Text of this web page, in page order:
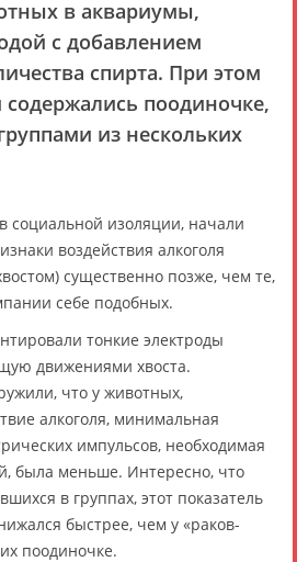
в аквариумы,
с добавлением
спирта. При этом
поодиночке,
из нескольких
социальной изоляции, начали
воздействия алкоголя
существенно позже, чем те,
себе подобных.
тонкие электроды
движениями хвоста.
что у животных,
алкоголя, минимальная
импульсов, необходимая
была меньше. Интересно, что
в группах, этот показатель
быстрее, чем у «раков-
поодиночке.